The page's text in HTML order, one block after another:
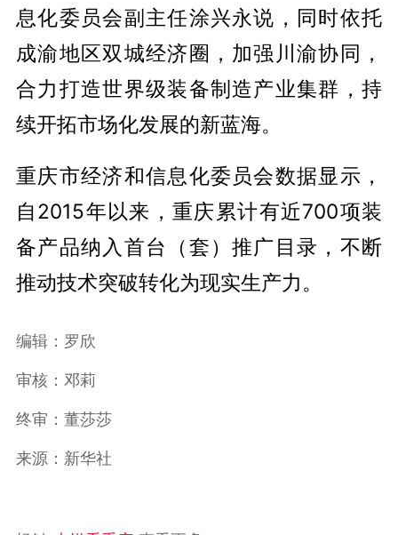
息化委员会副主任涂兴永说，同时依托
成渝地区双城经济圈，加强川渝协同，
合力打造世界级装备制造产业集群，持
续开拓市场化发展的新蓝海。
重庆市经济和信息化委员会数据显示，
自2015年以来，重庆累计有近700项装
备产品纳入首台（套）推广目录，不断
推动技术突破转化为现实生产力。
编辑：罗欣
审核：邓莉
终审：董莎莎
来源：新华社